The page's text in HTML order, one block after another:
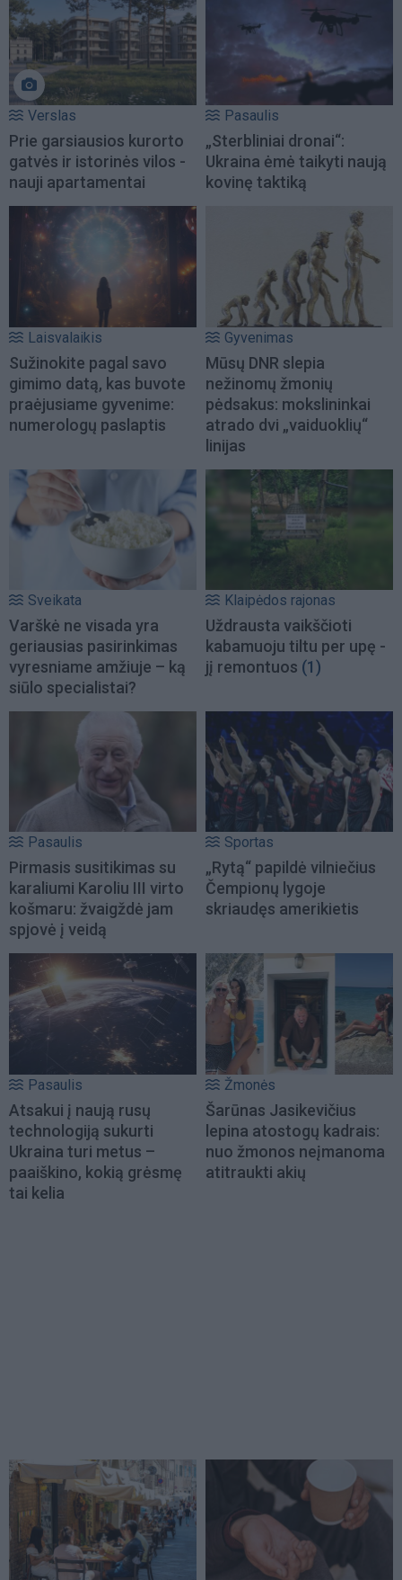
Verslas
Prie garsiausios kurorto
gatvės ir istorinės vilos -
nauji apartamentai
Pasaulis
„Sterbliniai dronai“:
Ukraina ėmė taikyti naują
kovinę taktiką
Laisvalaikis
Sužinokite pagal savo
gimimo datą, kas buvote
praėjusiame gyvenime:
numerologų paslaptis
Gyvenimas
Mūsų DNR slepia
nežinomų žmonių
pėdsakus: mokslininkai
atrado dvi „vaiduoklių“
linijas
Sveikata
Varškė ne visada yra
geriausias pasirinkimas
vyresniame amžiuje – ką
siūlo specialistai?
Klaipėdos rajonas
Uždrausta vaikščioti
kabamuoju tiltu per upę -
jį remontuos (1)
Pasaulis
Pirmasis susitikimas su
karaliumi Karoliu III virto
košmaru: žvaigždė jam
spjovė į veidą
Sportas
„Rytą“ papildė vilniečius
Čempionų lygoje
skriaudęs amerikietis
Pasaulis
Atsakui į naują rusų
technologiją sukurti
Ukraina turi metus –
paaiškino, kokią grėsmę
tai kelia
Žmonės
Šarūnas Jasikevičius
lepina atostogų kadrais:
nuo žmonos neįmanoma
atitraukti akių